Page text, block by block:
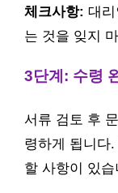
체크사항: 대
는 것을 잊지
3단계: 수령
서류 검토 후
령하게 됩니다
할 사항이 있습